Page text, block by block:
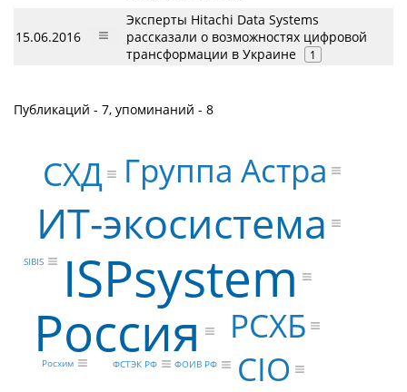
15.06.2016
Эксперты Hitachi Data Systems
рассказали о возможностях цифровой
трансформации в Украине
1
Публикаций - 7, упоминаний - 8
ISPsystem
Россия
ИТ-экосистема
Группа Астра
РСХБ
СХД
CIO
Росхим ФСТЭК РФ ФОИВ РФ
SIBIS